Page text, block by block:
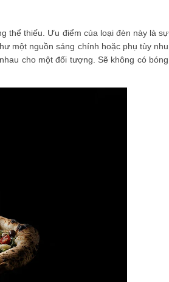
thể thiếu. Ưu điểm của loại đèn này là sự
một nguồn sáng chính hoặc phụ tùy nhu
cho một đối tượng. Sẽ không có bóng